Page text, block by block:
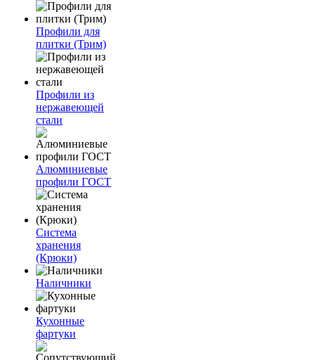
Профили для
плитки (Трим)
Профили из
нержавеющей
стали
Алюминиевые
профили ГОСТ
Система
хранения
(Крюки)
Наличники
Кухонные
фартуки